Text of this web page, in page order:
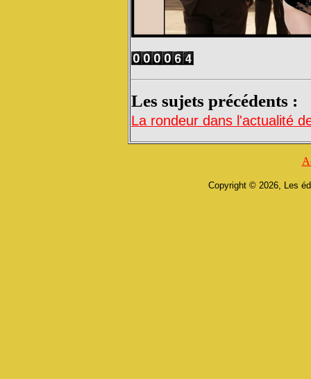
Les sujets précédents :
La rondeur dans l'actualité
Copyright © 2026, Les